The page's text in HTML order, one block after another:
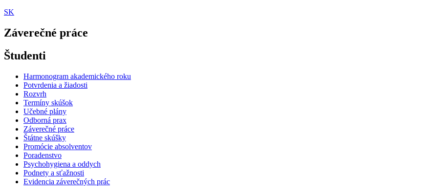
SK
Záverečné práce
Študenti
Harmonogram akademického roku
Potvrdenia a žiadosti
Rozvrh
Termíny skúšok
Učebné plány
Odborná prax
Záverečné práce
Štátne skúšky
Promócie absolventov
Poradenstvo
Psychohygiena a oddych
Podnety a sťažnosti
Evidencia záverečných prác